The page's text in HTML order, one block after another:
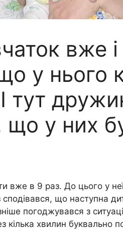
вже
у нього
тут
що у них
вже в 9 раз. До цього у
сподівався, що наступна
погоджувався з
кілька хвилин буквально